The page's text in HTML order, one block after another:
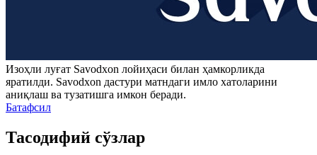
Изоҳли луғат Savodxon лойиҳаси билан ҳамкорликда
яратилди. Savodxon дастури матндаги имло хатоларини
аниқлаш ва тузатишга имкон беради.
Батафсил
Тасодифий сўзлар